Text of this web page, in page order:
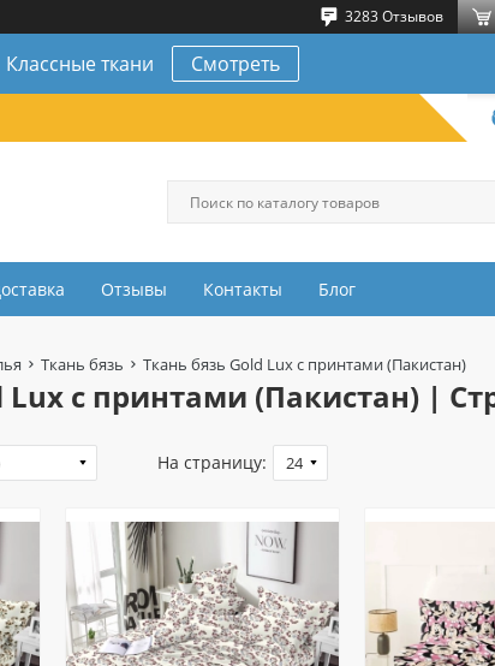
3283 Отзывов
Классные ткани Смотреть
Отзывы Контакты Блог
Ткань бязь Ткань бязь Gold Lux с принтами (Пакистан)
Lux с принтами (Пакистан) |
На страницу: